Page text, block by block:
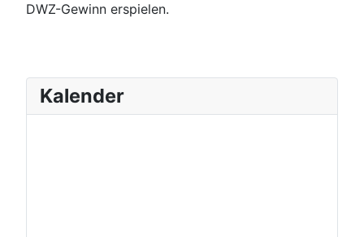
DWZ-Gewinn erspielen.
Kalender